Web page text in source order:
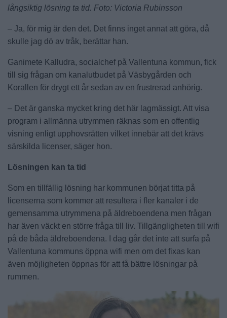
långsiktig lösning ta tid. Foto: Victoria Rubinsson
– Ja, för mig är den det. Det finns inget annat att göra, då
skulle jag dö av tråk, berättar han.
Ganimete Kalludra, socialchef på Vallentuna kommun, fick
till sig frågan om kanalutbudet på Väsbygården och
Korallen för drygt ett år sedan av en frustrerad anhörig.
– Det är ganska mycket kring det här lagmässigt. Att visa
program i allmänna utrymmen räknas som en offentlig
visning enligt upphovsrätten vilket innebär att det krävs
särskilda licenser, säger hon.
Lösningen kan ta tid
Som en tillfällig lösning har kommunen börjat titta på
licenserna som kommer att resultera i fler kanaler i de
gemensamma utrymmena på äldreboendena men frågan
har även väckt en större fråga till liv. Tillgängligheten till wifi
på de båda äldreboendena. I dag går det inte att surfa på
Vallentuna kommuns öppna wifi men om det fixas kan
även möjligheten öppnas för att få bättre lösningar på
rummen.